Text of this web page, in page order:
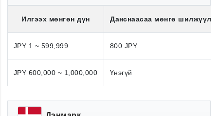
Илгээх мөнгөн дүн Данснаасаа мөнгө
JPY 1 ~ 599,999 800 JPY
JPY 600,000 ~ 1,000,000 Үнэгүй